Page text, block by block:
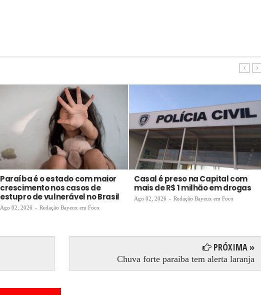
Paraíba é o estado com maior
crescimento nos casos de
estupro de vulnerável no Brasil
Ago 02, 2026 - Redação Bayeux em Foco
Casal é preso na Capital com
mais de R$ 1 milhão em drogas
Ago 02, 2026 - Redação Bayeux em Foco
PRÓXIMA »
Chuva forte paraiba tem alerta laranja